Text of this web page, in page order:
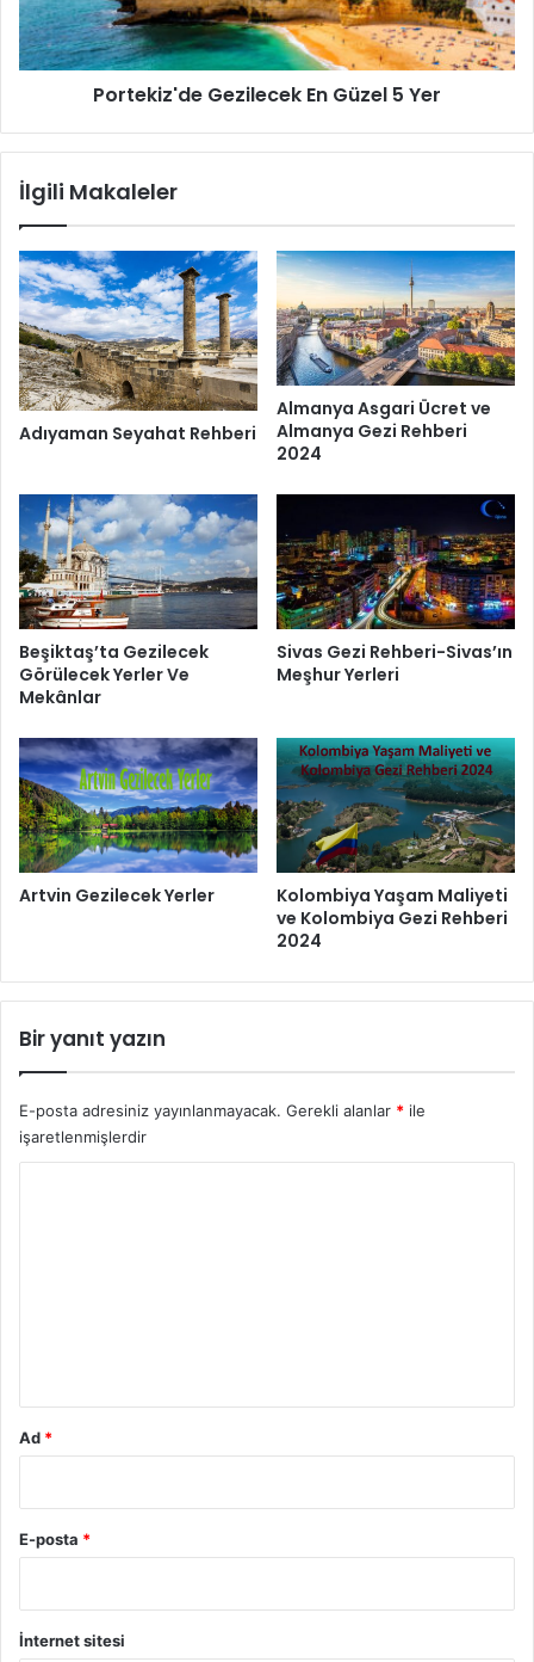
Portekiz'de Gezilecek En Güzel 5 Yer
İlgili Makaleler
Adıyaman Seyahat Rehberi
Almanya Asgari Ücret ve
Almanya Gezi Rehberi
2024
Beşiktaş’ta Gezilecek
Görülecek Yerler Ve
Mekânlar
Sivas Gezi Rehberi-Sivas’ın
Meşhur Yerleri
Artvin Gezilecek Yerler
Kolombiya Yaşam Maliyeti
ve Kolombiya Gezi Rehberi
2024
Bir yanıt yazın
E-posta adresiniz yayınlanmayacak. Gerekli alanlar * ile
işaretlenmişlerdir
Ad *
E-posta *
İnternet sitesi